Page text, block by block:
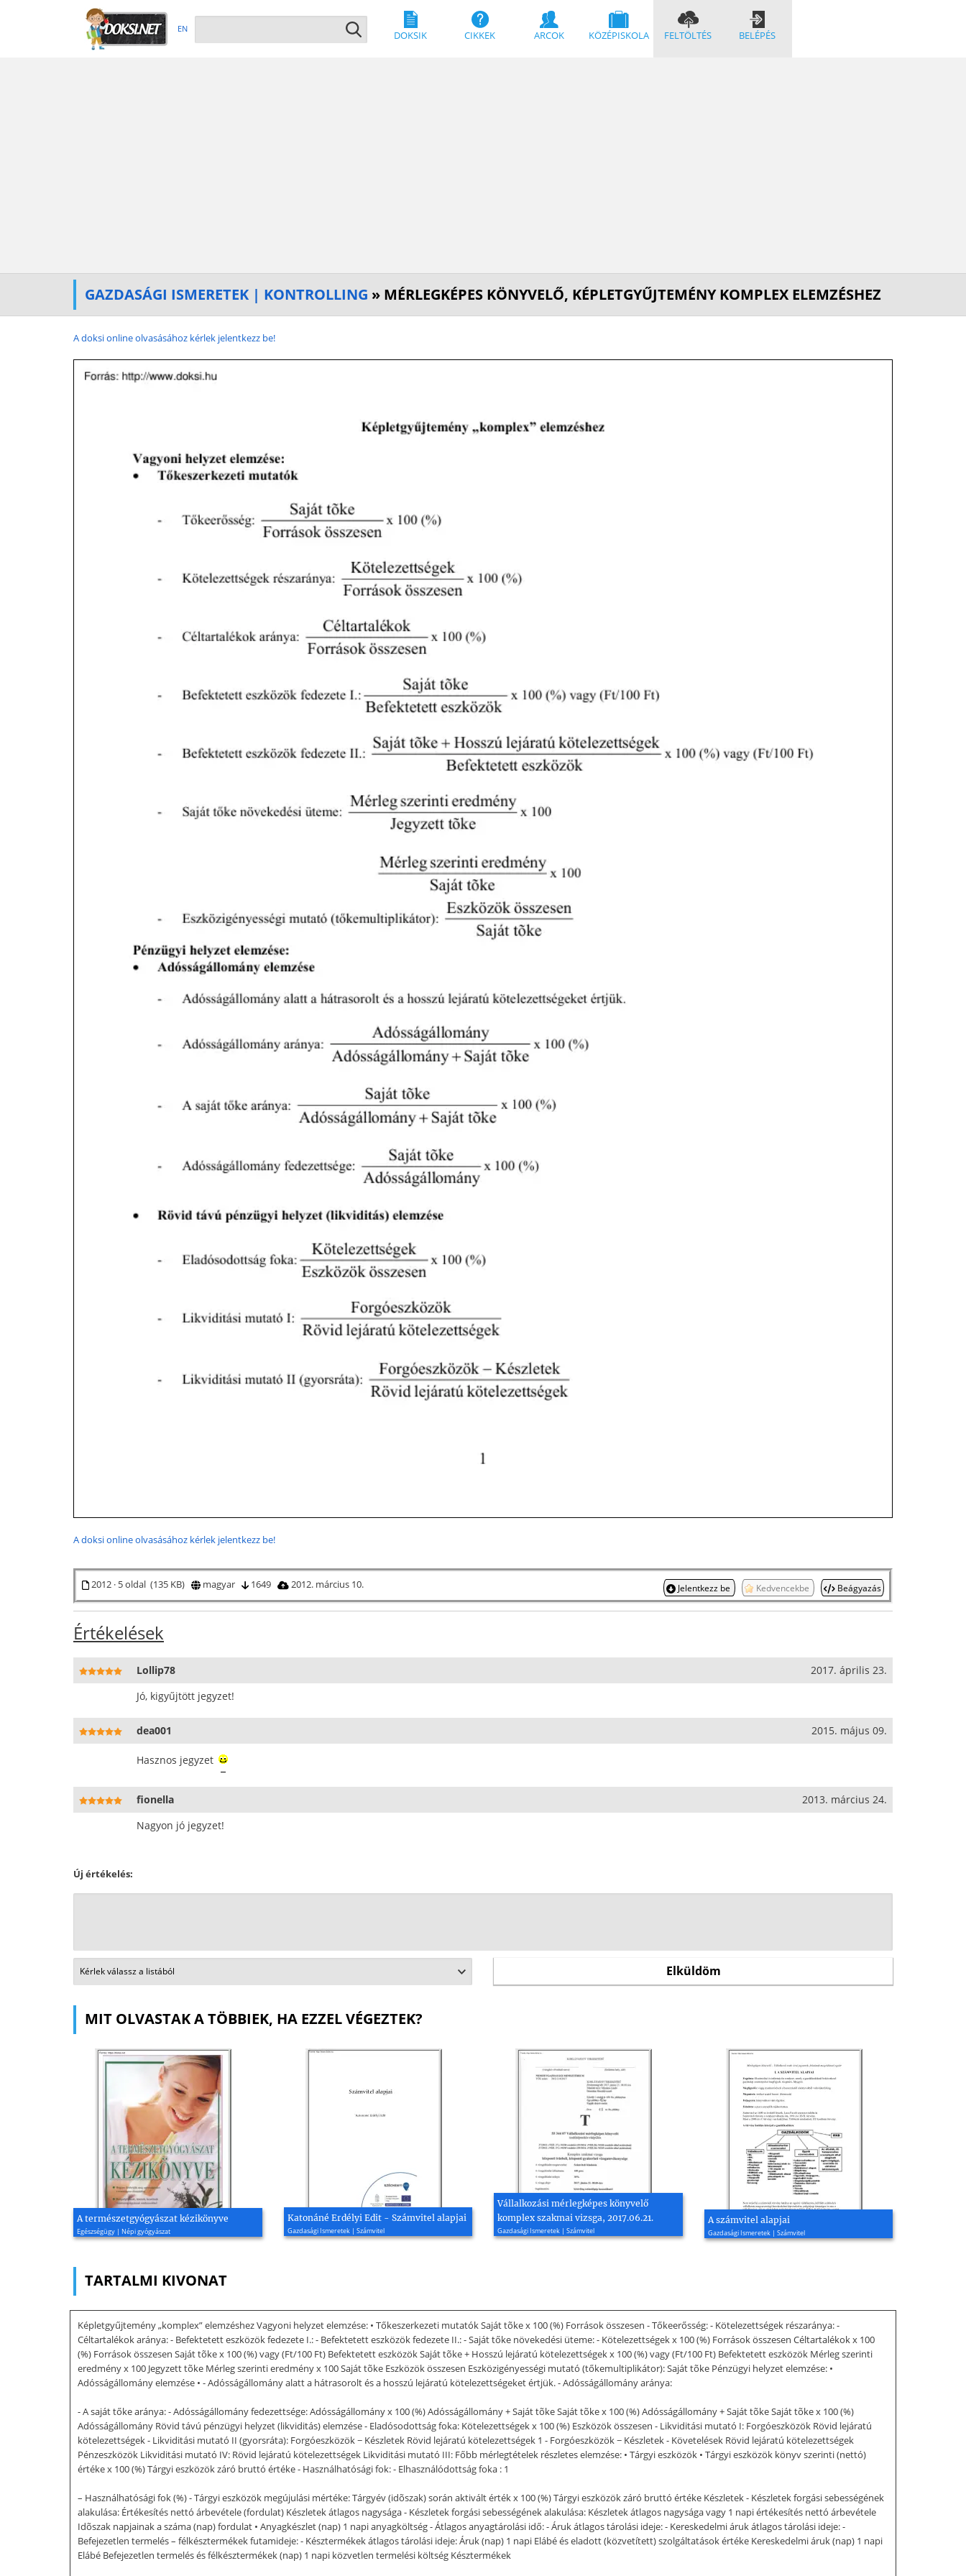
EN
DOKSIK CIKKEK ARCOK KÖZÉPISKOLA FELTÖLTÉS BELÉPÉS
GAZDASÁGI ISMERETEK | KONTROLLING » MÉRLEGKÉPES KÖNYVELŐ, KÉPLETGYŰJTEMÉNY KOMPLEX ELEMZÉSHEZ
A doksi online olvasásához kérlek jelentkezz be!
A doksi online olvasásához kérlek jelentkezz be!
2012 · 5 oldal (135 KB) magyar 1649 2012. március 10. Jelentkezz be Kedvencekbe Beágyazás
Értékelések
Lollip78
2017. április 23.
Jó, kigyűjtött jegyzet!
dea001 2015. május 09.
Hasznos jegyzet
fionella
2013. március 24.
Nagyon jó jegyzet!
Új értékelés:
MIT OLVASTAK A TÖBBIEK, HA EZZEL VÉGEZTEK?
A természetgyógyászat kézikönyve
Egészségügy | Népi gyógyászat
Katonáné Erdélyi Edit - Számvitel alapjai
Gazdasági Ismeretek | Számvitel
Vállalkozási mérlegképes könyvelő
komplex szakmai vizsga, 2017.06.21.
Gazdasági Ismeretek | Számvitel
A számvitel alapjai
Gazdasági Ismeretek | Számvitel
TARTALMI KIVONAT
Képletgyűjtemény „komplex” elemzéshez Vagyoni helyzet elemzése: • Tőkeszerkezeti mutatók Saját tõke x 100 (%) Források összesen - Tőkeerősség: - Kötelezettségek részaránya: -
Céltartalékok aránya: - Befektetett eszközök fedezete I.: - Befektetett eszközök fedezete II.: - Saját tőke növekedési üteme: - Kötelezettségek x 100 (%) Források összesen Céltartalékok x 100
(%) Források összesen Saját tõke x 100 (%) vagy (Ft/100 Ft) Befektetett eszközök Saját tõke + Hosszú lejáratú kötelezettségek x 100 (%) vagy (Ft/100 Ft) Befektetett eszközök Mérleg szerinti
eredmény x 100 Jegyzett tõke Mérleg szerinti eredmény x 100 Saját tõke Eszközök összesen Eszközigényességi mutató (tőkemultiplikátor): Saját tõke Pénzügyi helyzet elemzése: •
Adósságállomány elemzése • - Adósságállomány alatt a hátrasorolt és a hosszú lejáratú kötelezettségeket értjük. - Adósságállomány aránya:
- A saját tőke aránya: - Adósságállomány fedezettsége: Adósságállomány x 100 (%) Adósságállomány + Saját tõke Saját tõke x 100 (%) Adósságállomány + Saját tõke Saját tõke x 100 (%)
Adósságállomány Rövid távú pénzügyi helyzet (likviditás) elemzése - Eladósodottság foka: Kötelezettségek x 100 (%) Eszközök összesen - Likviditási mutató I: Forgóeszközök Rövid lejáratú
kötelezettségek - Likviditási mutató II (gyorsráta): Forgóeszközök − Készletek Rövid lejáratú kötelezettségek 1 - Forgóeszközök − Készletek - Követelések Rövid lejáratú kötelezettségek
Pénzeszközök Likviditási mutató IV: Rövid lejáratú kötelezettségek Likviditási mutató III: Főbb mérlegtételek részletes elemzése: • Tárgyi eszközök • Tárgyi eszközök könyv szerinti (nettó)
értéke x 100 (%) Tárgyi eszközök záró bruttó értéke - Használhatósági fok: - Elhasználódottság foka : 1
– Használhatósági fok (%) - Tárgyi eszközök megújulási mértéke: Tárgyév (idõszak) során aktivált érték x 100 (%) Tárgyi eszközök záró bruttó értéke Készletek - Készletek forgási sebességének
alakulása: Értékesítés nettó árbevétele (fordulat) Készletek átlagos nagysága - Készletek forgási sebességének alakulása: Készletek átlagos nagysága vagy 1 napi értékesítés nettó árbevétele
Idõszak napjainak a száma (nap) fordulat • Anyagkészlet (nap) 1 napi anyagköltség - Átlagos anyagtárolási idő: - Áruk átlagos tárolási ideje: - Kereskedelmi áruk átlagos tárolási ideje: -
Befejezetlen termelés – félkésztermékek futamideje: - Késztermékek átlagos tárolási ideje: Áruk (nap) 1 napi Elábé és eladott (közvetített) szolgáltatások értéke Kereskedelmi áruk (nap) 1 napi
Elábé Befejezetlen termelés és félkésztermékek (nap) 1 napi közvetlen termelési költség Késztermékek